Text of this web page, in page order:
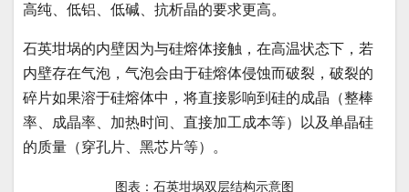
高纯、低铝、低碱、抗析晶的要求更高。
石英坩埚的内壁因为与硅熔体接触，在高温状态下，若
内壁存在气泡，气泡会由于硅熔体侵蚀而破裂，破裂的
碎片如果溶于硅熔体中，将直接影响到硅的成晶（整棒
率、成晶率、加热时间、直接加工成本等）以及单晶硅
的质量（穿孔片、黑芯片等）。
图表：石英坩埚双层结构示意图